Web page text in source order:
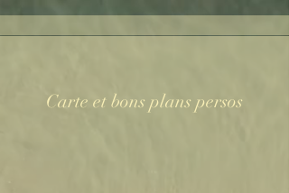
Carte et bons plans persos